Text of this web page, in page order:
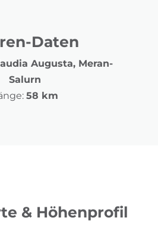
Daten
Augusta, Meran-
Salurn
58 km
& Höhenprofil